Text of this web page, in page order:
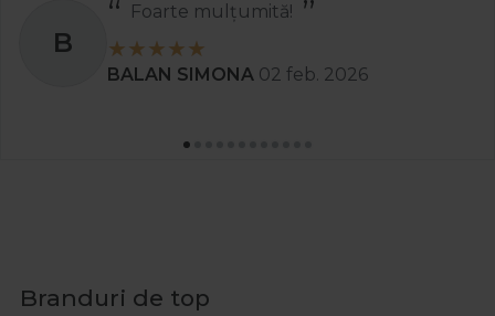
B
Foarte mulțumită!
BALAN SIMONA 02 feb. 2026
Branduri de top